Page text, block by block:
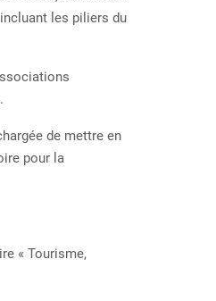
les piliers du
de mettre en
pour la
« Tourisme,